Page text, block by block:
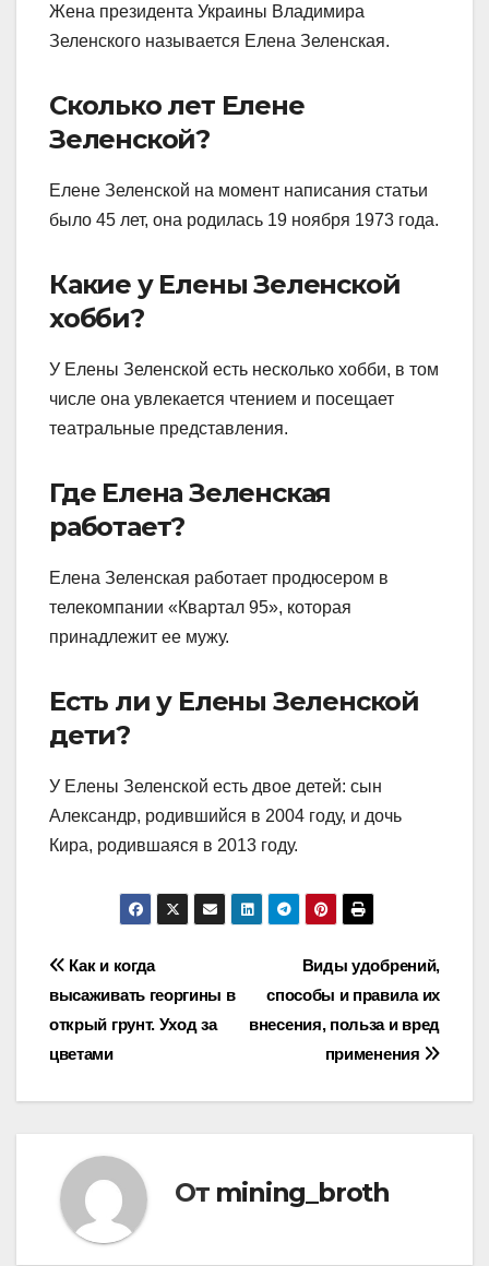
Жена президента Украины Владимира
Зеленского называется Елена Зеленская.
Сколько лет Елене
Зеленской?
Елене Зеленской на момент написания статьи
было 45 лет, она родилась 19 ноября 1973 года.
Какие у Елены Зеленской
хобби?
У Елены Зеленской есть несколько хобби, в том
числе она увлекается чтением и посещает
театральные представления.
Где Елена Зеленская
работает?
Елена Зеленская работает продюсером в
телекомпании «Квартал 95», которая
принадлежит ее мужу.
Есть ли у Елены Зеленской
дети?
У Елены Зеленской есть двое детей: сын
Александр, родившийся в 2004 году, и дочь
Кира, родившаяся в 2013 году.
Навигация
по
записям
Виды удобрений,
способы и правила их
внесения, польза и вред
применения
Как и когда
высаживать георгины в
открый грунт. Уход за
цветами
От mining_broth